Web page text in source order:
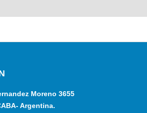
Moreno 3655
Argentina.